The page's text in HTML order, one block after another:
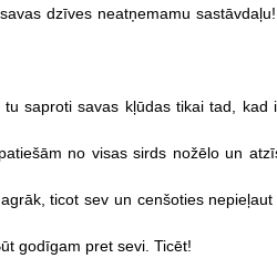
dzīves neatņemamu
saproti savas kļūdas tikai tad,
no visas sirds nožēlo un
ticot sev un cenšoties
godīgam pret sevi. Ticēt!